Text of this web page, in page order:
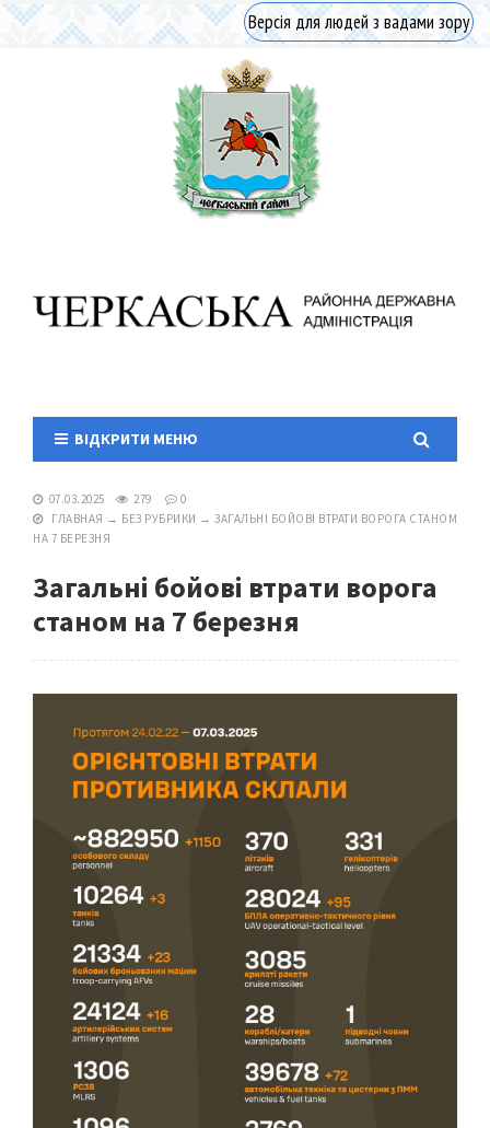
Версія для людей з вадами зору
ВІДКРИТИ МЕНЮ
07.03.2025 279
0
ГЛАВНАЯ → БЕЗ РУБРИКИ → ЗАГАЛЬНІ БОЙОВІ ВТРАТИ ВОРОГА СТАНОМ
НА 7 БЕРЕЗНЯ
Загальні бойові втрати ворога
станом на 7 березня